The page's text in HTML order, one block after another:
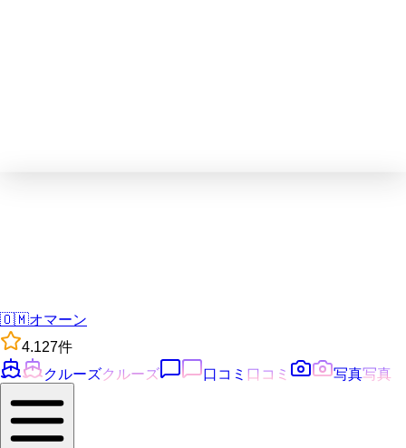
🇴🇲オマーン
4.127件
クルーズクルーズ 口コミ 口コミ 写真写真